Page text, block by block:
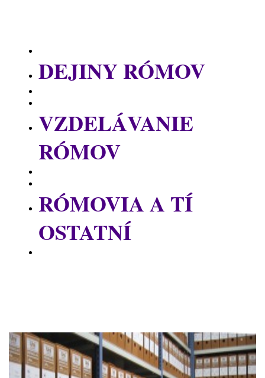
DEJINY RÓMOV
VZDELÁVANIE
RÓMOV
RÓMOVIA A TÍ
OSTATNÍ